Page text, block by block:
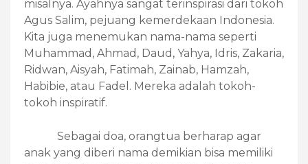
misalnya. Ayahnya sangat terinspirasi dari tokoh
Agus Salim, pejuang kemerdekaan Indonesia.
Kita juga menemukan nama-nama seperti
Muhammad, Ahmad, Daud, Yahya, Idris, Zakaria,
Ridwan, Aisyah, Fatimah, Zainab, Hamzah,
Habibie, atau Fadel. Mereka adalah tokoh-
tokoh inspiratif.
Sebagai doa, orangtua berharap agar
anak yang diberi nama demikian bisa memiliki